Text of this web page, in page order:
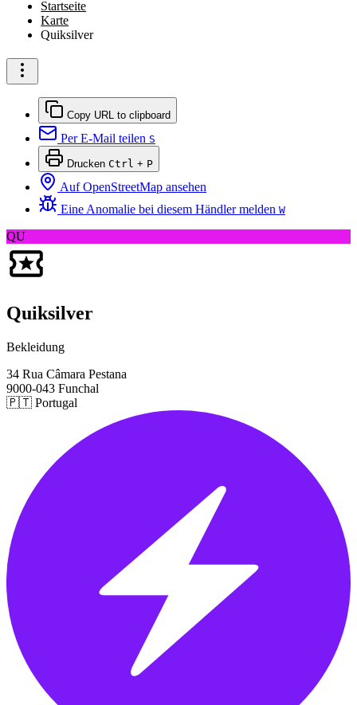
Startseite
Karte
Quiksilver
Copy URL to clipboard
Per E-Mail teilen S
Drucken Ctrl + P
Auf OpenStreetMap ansehen
Eine Anomalie bei diesem Händler melden W
QU
Quiksilver
Bekleidung
34 Rua Câmara Pestana
9000-043 Funchal
🇵🇹 Portugal